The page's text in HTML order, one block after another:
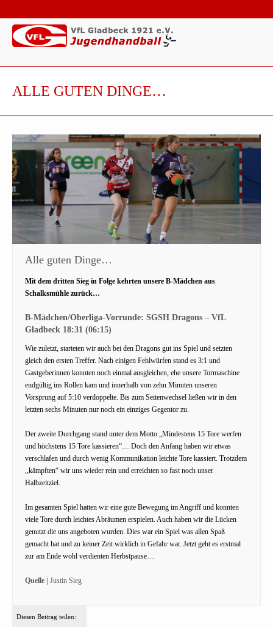
ALLE GUTEN DINGE…
Alle guten Dinge…
Mit dem dritten Sieg in Folge kehrten unsere B-Mädchen aus
Schalksmühle zurück…
B-Mädchen/Oberliga-Vorrunde: SGSH Dragons – VfL
Gladbeck 18:31 (06:15)
Wie zuletzt, starteten wir auch bei den Dragons gut ins Spiel und setzten
gleich den ersten Treffer. Nach einigen Fehlwürfen stand es 3:1 und
Gastgeberinnen konnten noch einmal ausgleichen, ehe unsere Tormaschine
endgültig ins Rollen kam und innerhalb von zehn Minuten unseren
Vorsprung auf 5:10 verdoppelte. Bis zum Seitenwechsel ließen wir in den
letzten sechs Minuten nur noch ein einziges Gegentor zu.
Der zweite Durchgang stand unter dem Motto „Mindestens 15 Tore werfen
und höchstens 15 Tore kassieren“… Doch den Anfang haben wir etwas
verschlafen und durch wenig Kommunikation leichte Tore kassiert. Trotzdem
,,kämpften“ wir uns wieder rein und erreichten so fast noch unser
Halbzeitziel.
Im gesamten Spiel hatten wir eine gute Bewegung im Angriff und konnten
viele Tore durch leichtes Abräumen erspielen. Auch haben wir die Lücken
genutzt die uns angeboten wurden. Dies war ein Spiel was allen Spaß
gemacht hat und zu keiner Zeit wirklich in Gefahr war. Jetzt geht es erstmal
zur am Ende wohl verdienten Herbstpause…
Quelle | Justin Sieg
Diesen Beitrag teilen: